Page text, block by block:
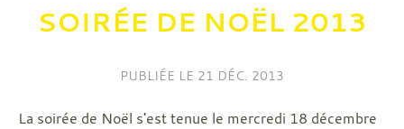
SOIRÉE DE NOËL 2013
PUBLIÉE LE 21 DÉC. 2013
La soirée de Noël s'est tenue le mercredi 18 décembre